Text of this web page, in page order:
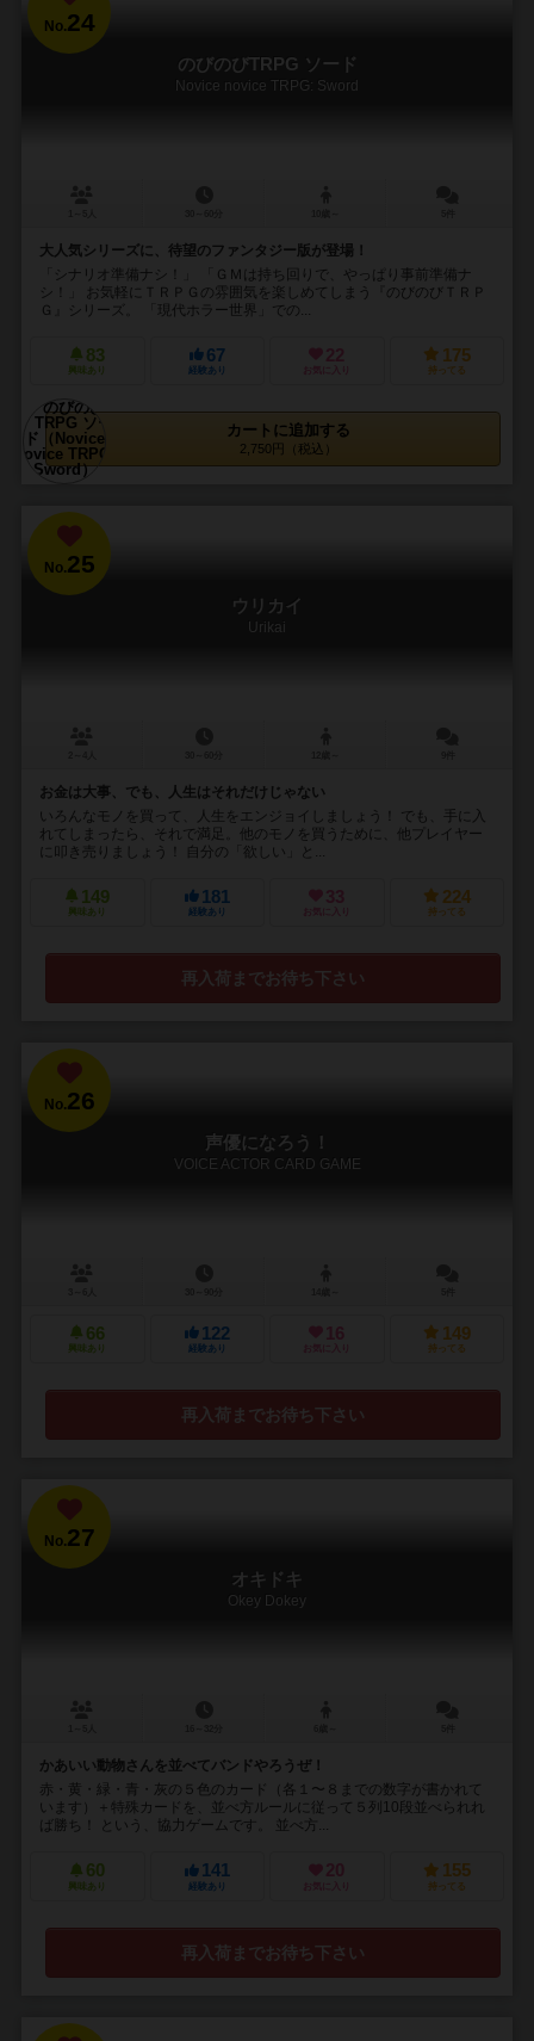
No.24
のびのびTRPG ソード
Novice novice TRPG: Sword
大人気シリーズに、待望のファンタジー版が登場！
「シナリオ準備ナシ！」 「ＧＭは持ち回りで、やっぱり事前準備ナ
シ！」 お気軽にＴＲＰＧの雰囲気を楽しめてしまう『のびのびＴＲＰ
Ｇ』シリーズ。 「現代ホラー世界」での...
83
興味あり
67
経験あり
22
お気に入り
175
持ってる
カートに追加する
2,750円（税込）
No.25
ウリカイ
Urikai
お金は大事、でも、人生はそれだけじゃない
いろんなモノを買って、人生をエンジョイしましょう！ でも、手に入
れてしまったら、それで満足。他のモノを買うために、他プレイヤー
に叩き売りましょう！ 自分の「欲しい」と...
149
興味あり
181
経験あり
33
お気に入り
224
持ってる
再入荷までお待ち下さい
No.26
声優になろう！
VOICE ACTOR CARD GAME
66
興味あり
122
経験あり
16
お気に入り
149
持ってる
再入荷までお待ち下さい
No.27
オキドキ
Okey Dokey
かあいい動物さんを並べてバンドやろうぜ！
赤・黄・緑・青・灰の５色のカード（各１〜８までの数字が書かれて
います）＋特殊カードを、並べ方ルールに従って５列10段並べられれ
ば勝ち！ という、協力ゲームです。 並べ方...
60
興味あり
141
経験あり
20
お気に入り
155
持ってる
再入荷までお待ち下さい